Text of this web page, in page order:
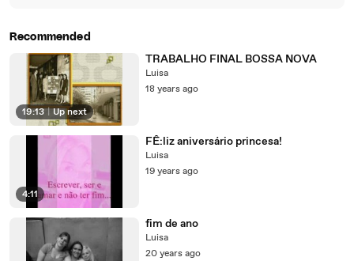
Recommended
19:13 | Up next
TRABALHO FINAL BOSSA NOVA
Luisa
18 years ago
4:11
FÊ:liz aniversário princesa!
Luisa
19 years ago
fim de ano
Luisa
20 years ago